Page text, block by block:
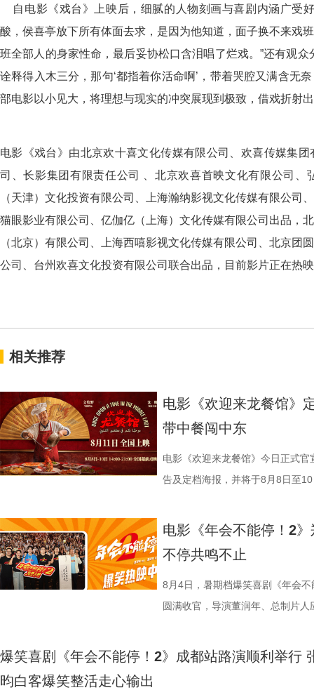
自电影《戏台》上映后，细腻的人物刻画与喜剧内涵广受
酸，侯喜亭放下所有体面去求，是因为他知道，面子换不来戏
班全部人的身家性命，最后妥协松口含泪唱了烂戏。”还有观
诠释得入木三分，那句‘都指着你活命啊’，带着哭腔又满含无
部电影以小见大，将理想与现实的冲突展现到极致，借戏折射
电影《戏台》由北京欢十喜文化传媒有限公司、欢喜传媒集
司、长影集团有限责任公司 、北京欢喜首映文化有限公司、
（天津）文化投资有限公司、上海瀚纳影视文化传媒有限公司
猫眼影业有限公司、亿伽亿（上海）文化传媒有限公司出品，
（北京）有限公司、上海西嘻影视文化传媒有限公司、北京团
公司、台州欢喜文化投资有限公司联合出品，目前影片正在热
相关推荐
电影《欢迎来龙餐馆》
带中餐闯中东
电影《欢迎来龙餐馆》今日正式
告及定档海报，并将于8月8日至
当地结识餐馆经理马俊生（蒋奇
馆从生意渐入正轨到突遭战争打
间形成鲜明反差。定档海报中，
佳肴满桌，与身后未散的硝烟痕
“硬菜”充满期待。《欢迎来龙餐
电影《年会不能停！2
不停共鸣不止
8月4日，暑期档爆笑喜剧《年会
圆满收官，导演董润年、总制片
情洋溢。影片讲述了“缺心眼”刘奔
爆笑喜剧《年会不能停！2》成都站路演顺利举行
昀白客爆笑整活走心输出